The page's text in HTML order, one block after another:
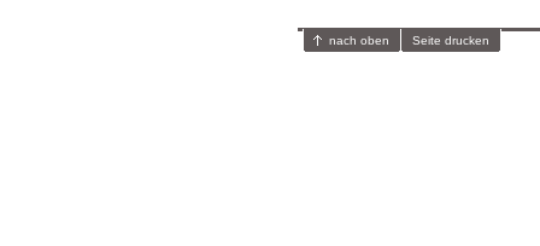
nach oben Seite drucken